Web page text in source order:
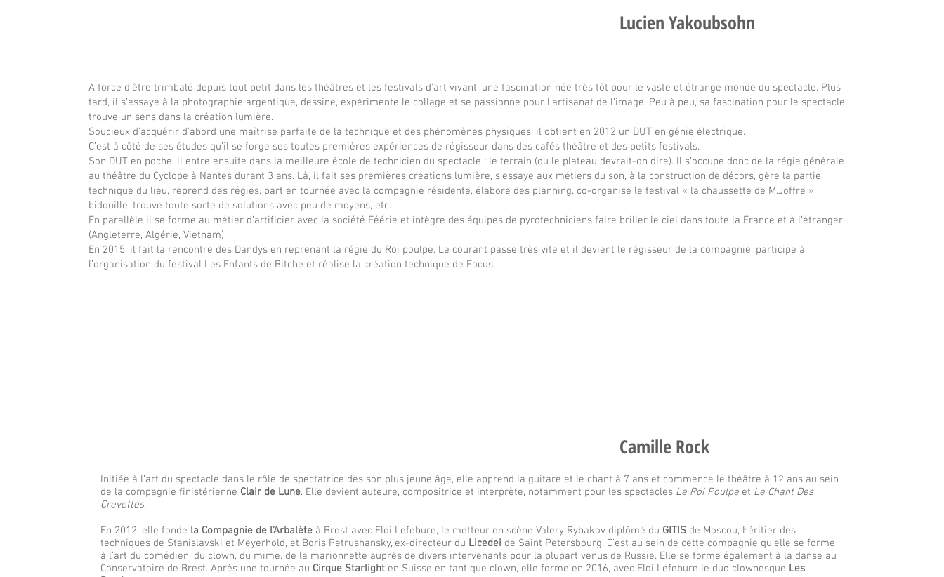
Lucien Yakoubsohn
A force d’être trimbalé depuis tout petit dans les théâtres et les festivals d’art vivant, une fascination née très tôt pour le vaste et étrange monde du spectacle. Plus
tard, il s’essaye à la photographie argentique, dessine, expérimente le collage et se passionne pour l’artisanat de l’image. Peu à peu, sa fascination pour le spectacle
trouve un sens dans la création lumière.
Soucieux d’acquérir d’abord une maîtrise parfaite de la technique et des phénomènes physiques, il obtient en 2012 un DUT en génie électrique.
C’est à côté de ses études qu’il se forge ses toutes premières expériences de régisseur dans des cafés théâtre et des petits festivals.
Son DUT en poche, il entre ensuite dans la meilleure école de technicien du spectacle : le terrain (ou le plateau devrait-on dire). Il s’occupe donc de la régie générale
au théâtre du Cyclope à Nantes durant 3 ans. Là, il fait ses premières créations lumière, s’essaye aux métiers du son, à la construction de décors, gère la partie
technique du lieu, reprend des régies, part en tournée avec la compagnie résidente, élabore des planning, co-organise le festival « la chaussette de M.Joffre »,
bidouille, trouve toute sorte de solutions avec peu de moyens, etc.
En parallèle il se forme au métier d’artificier avec la société Féérie et intègre des équipes de pyrotechniciens faire briller le ciel dans toute la France et à l’étranger
(Angleterre, Algérie, Vietnam).
En 2015, il fait la rencontre des Dandys en reprenant la régie du Roi poulpe. Le courant passe très vite et il devient le régisseur de la compagnie, participe à
l’organisation du festival Les Enfants de Bitche et réalise la création technique de Focus.
Camille Rock
Initiée à l’art du spectacle dans le rôle de spectatrice dès son plus jeune âge, elle apprend la guitare et le chant à 7 ans et commence le théâtre à 12 ans au sein
de la compagnie finistérienne Clair de Lune. Elle devient auteure, compositrice et interprète, notamment pour les spectacles Le Roi Poulpe et Le Chant Des
Crevettes.
En 2012, elle fonde la Compagnie de l’Arbalète à Brest avec Eloi Lefebure, le metteur en scène Valery Rybakov diplômé du GITIS de Moscou, héritier des
techniques de Stanislavski et Meyerhold, et Boris Petrushansky, ex-directeur du Licedei de Saint Petersbourg. C’est au sein de cette compagnie qu’elle se forme
à l’art du comédien, du clown, du mime, de la marionnette auprès de divers intervenants pour la plupart venus de Russie. Elle se forme également à la danse au
Conservatoire de Brest. Après une tournée au Cirque Starlight en Suisse en tant que clown, elle forme en 2016, avec Eloi Lefebure le duo clownesque Les